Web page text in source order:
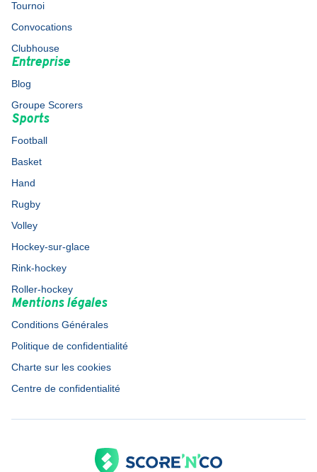
Tournoi
Convocations
Clubhouse
Entreprise
Blog
Groupe Scorers
Sports
Football
Basket
Hand
Rugby
Volley
Hockey-sur-glace
Rink-hockey
Roller-hockey
Mentions légales
Conditions Générales
Politique de confidentialité
Charte sur les cookies
Centre de confidentialité